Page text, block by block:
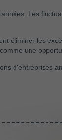
Les
éliminer les
une
d'entreprises